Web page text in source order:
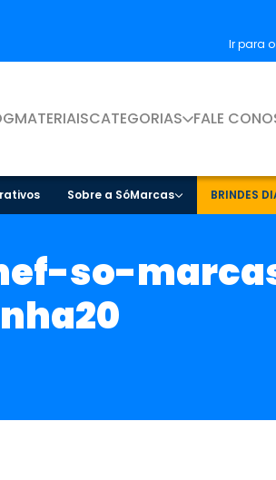
Ir para
MATERIAISCATEGORIAS FALE
Sobre a SóMarcas BRINDES
so-